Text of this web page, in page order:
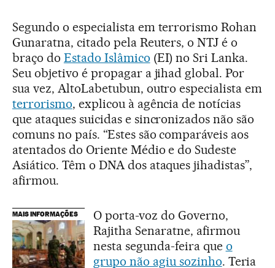
Segundo o especialista em terrorismo Rohan
Gunaratna, citado pela Reuters, o NTJ é o
braço do Estado Islâmico (EI) no Sri Lanka.
Seu objetivo é propagar a jihad global. Por
sua vez, AltoLabetubun, outro especialista em
terrorismo, explicou à agência de notícias
que ataques suicidas e sincronizados não são
comuns no país. “Estes são comparáveis aos
atentados do Oriente Médio e do Sudeste
Asiático. Têm o DNA dos ataques jihadistas”,
afirmou.
MAIS INFORMAÇÕES
O porta-voz do Governo,
Rajitha Senaratne, afirmou
nesta segunda-feira que o
grupo não agiu sozinho. Teria